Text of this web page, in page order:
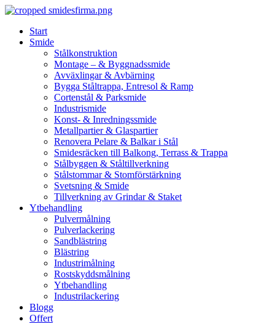
Skip
contentStart
Smide
Stålkonstruktion
Montage – & Byggnadssmide
Avväxlingar & Avbärning
Bygga Ståltrappa, Entresol & Ramp
Cortenstål & Parksmide
Industrismide
Konst- & Inredningssmide
Metallpartier & Glaspartier
Renovera Pelare & Balkar i Stål
Smidesräcken till Balkong, Terrass & Trappa
Stålbyggen & Ståltillverkning
Stålstommar & Stomförstärkning
Svetsning & Smide
Tillverkning av Grindar & Staket
Ytbehandling
Pulvermålning
Pulverlackering
Sandblästring
Blästring
Industrimålning
Rostskyddsmålning
Ytbehandling
Industrilackering
Blogg
Offert